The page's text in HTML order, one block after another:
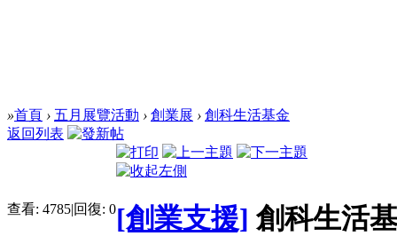
»首頁 › 五月展覽活動 › 創業展 › 創科生活基金
返回列表
查看: 4785|回復: 0[創業支援] 創科生活